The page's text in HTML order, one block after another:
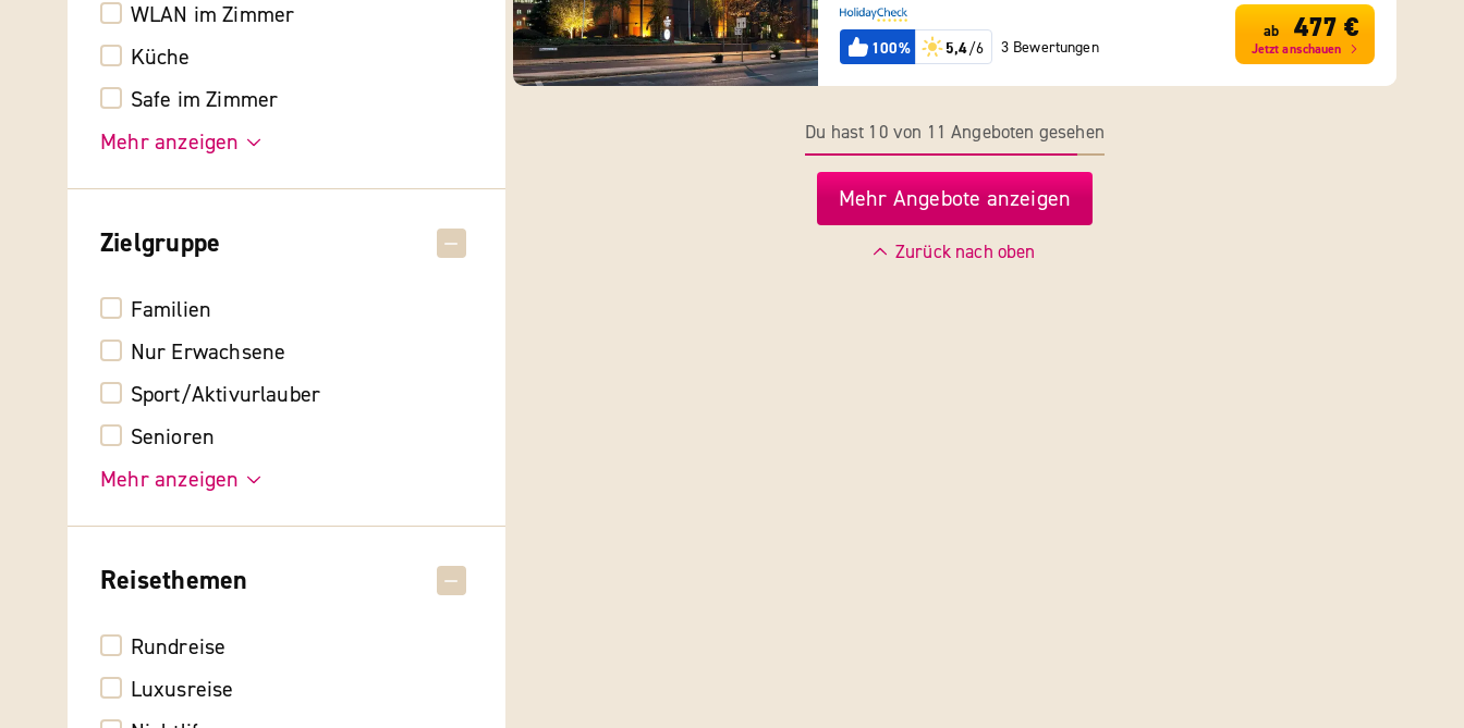
WLAN im Zimmer
Küche
Safe im Zimmer
Mehr anzeigen
Zielgruppe
Familien
Nur Erwachsene
Sport/Aktivurlauber
Senioren
Mehr anzeigen
Reisethemen
Rundreise
Luxusreise
100% 5,4/6 3 Bewertungen
ab 477 €
Jetzt anschauen
Du hast 10 von 11 Angeboten gesehen
Mehr Angebote anzeigen
Zurück nach oben